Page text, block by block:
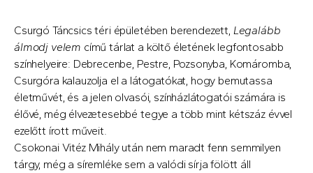
Csurgó Táncsics téri épületében berendezett, Legalább
álmodj velem című tárlat a költő életének legfontosabb
színhelyeire: Debrecenbe, Pestre, Pozsonyba, Komáromba,
Csurgóra kalauzolja el a látogatókat, hogy bemutassa
életművét, és a jelen olvasói, színházlátogatói számára is
élővé, még élvezetesebbé tegye a több mint kétszáz évvel
ezelőtt írott műveit.
Csokonai Vitéz Mihály után nem maradt fenn semmilyen
tárgy, még a síremléke sem a valódi sírja fölött áll